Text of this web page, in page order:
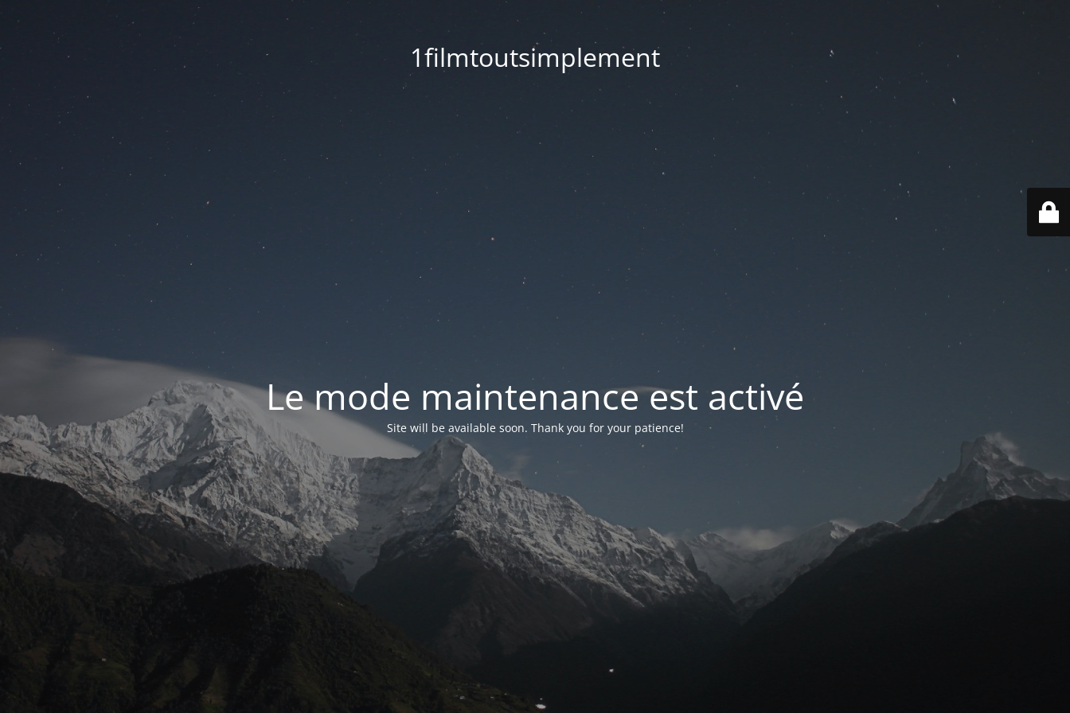
1filmtoutsimplement
Le mode maintenance est activé
Site will be available soon. Thank you for your patience!